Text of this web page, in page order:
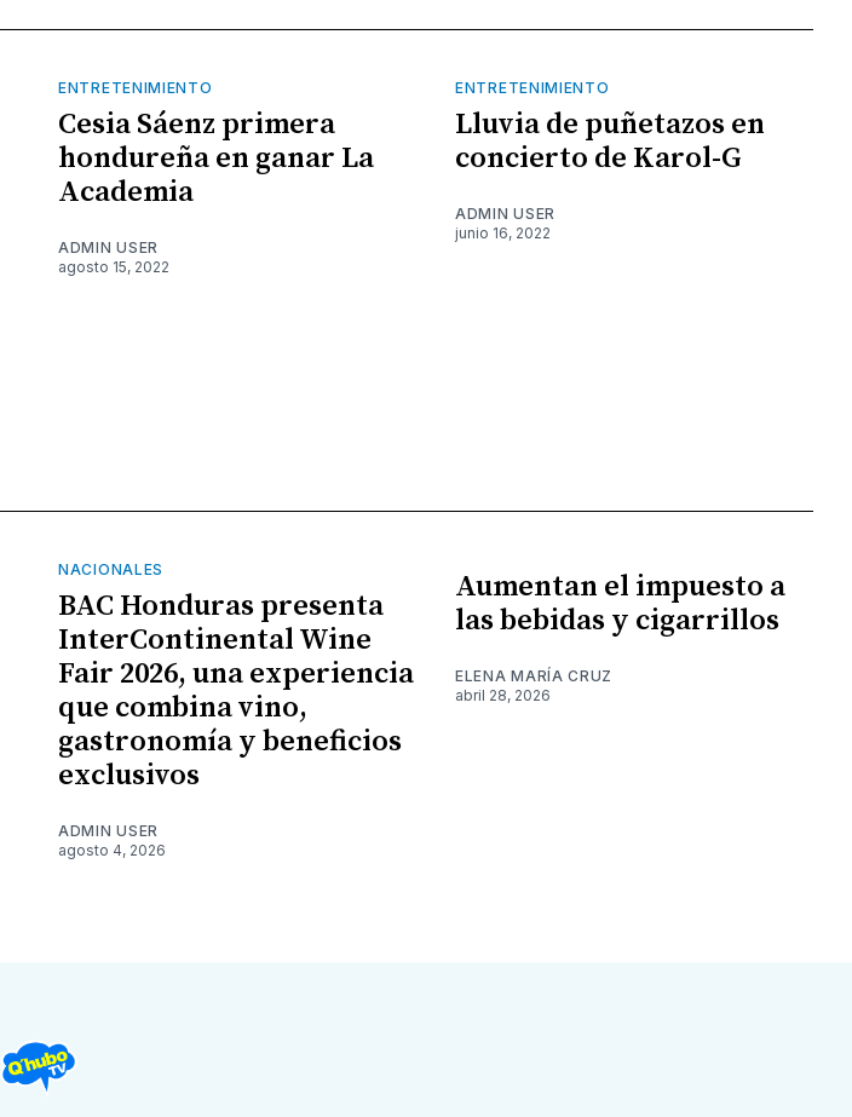
ENTRETENIMIENTO
Cesia Sáenz primera
hondureña en ganar La
Academia
ADMIN USER
agosto 15, 2022
ENTRETENIMIENTO
Lluvia de puñetazos en
concierto de Karol-G
ADMIN USER
junio 16, 2022
NACIONALES
BAC Honduras presenta
InterContinental Wine
Fair 2026, una experiencia
que combina vino,
gastronomía y beneficios
exclusivos
ADMIN USER
agosto 4, 2026
Aumentan el impuesto a
las bebidas y cigarrillos
ELENA MARÍA CRUZ
abril 28, 2026